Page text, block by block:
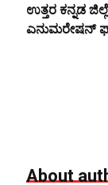
ಉತ್ತರ ಕನ್ನಡ
ಎನುಮರೇಷನ್
About